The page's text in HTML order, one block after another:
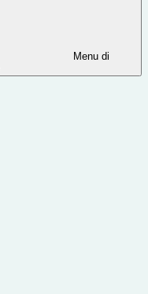
Menu di